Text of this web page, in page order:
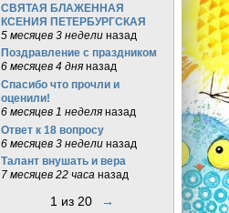
СВЯТАЯ БЛАЖЕННАЯ
КСЕНИЯ ПЕТЕРБУРГСКАЯ
5 месяцев 3 неделиназад
Поздравление с праздником
6 месяцев 4 дняназад
Спасибо что прочли и
оценили!
6 месяцев 1 неделяназад
Ответ к 18 вопросу
6 месяцев 3 неделиназад
Талант внушать и вера
7 месяцев 22 часа назад
1 из 20 →